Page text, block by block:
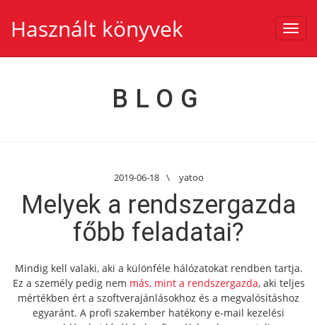
Használt könyvek
BLOG
2019-06-18 \ yatoo
Melyek a rendszergazda
főbb feladatai?
Mindig kell valaki, aki a különféle hálózatokat rendben tartja.
Ez a személy pedig nem más, mint a rendszergazda, aki teljes
mértékben ért a szoftverajánlásokhoz és a megvalósításhoz
egyaránt. A profi szakember hatékony e-mail kezelési